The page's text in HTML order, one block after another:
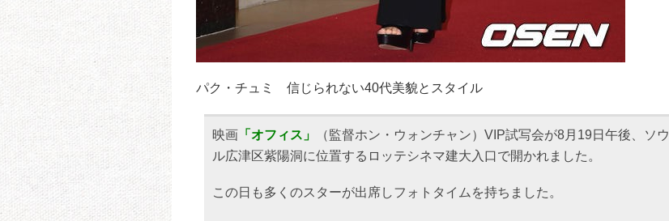
パク・チュミ 信じられない40代美貌とスタイル
映画 「オフィス」
（監督ホン・ウォンチャン）VIP試写会が8月19日午後、ソウ
ル広津区紫陽洞に位置するロッテシネマ建大入口で開かれました。
この日も多くのスターが出席しフォトタイムを持ちました。